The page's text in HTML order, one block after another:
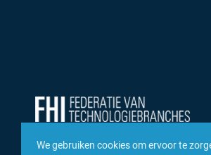
We gebruiken cookies om ervoor te